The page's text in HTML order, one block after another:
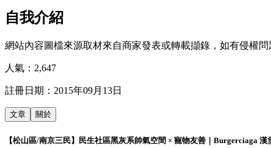
自我介紹
網站內容圖檔來源取材來自商家發表或轉載擷錄，如有侵權
人氣： 2,647
註冊日期： 2015年09月13日
文章 關於
【松山區/南京三民】民生社區黑灰系帥氣空間 × 寵物友善｜Burgerciaga 漢